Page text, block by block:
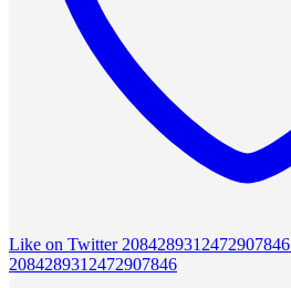
Like on Twitter 2084289312472907846
2084289312472907846